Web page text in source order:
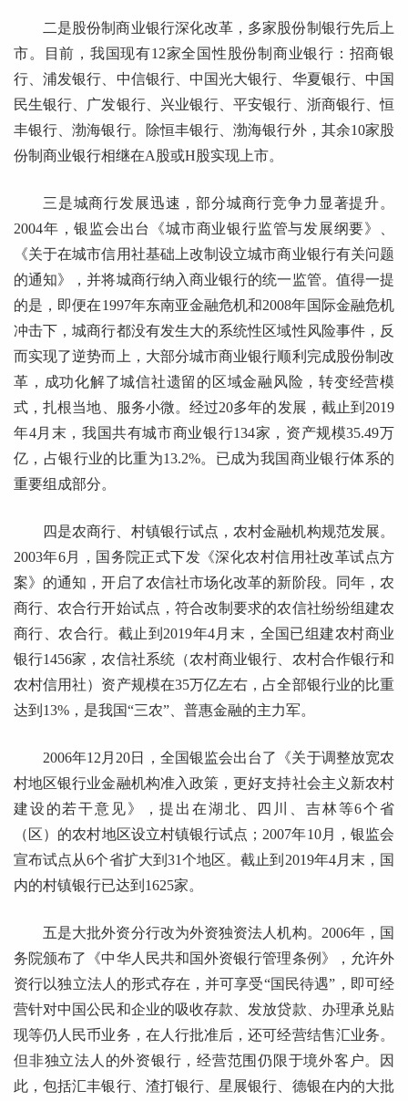
二是股份制商业银行深化改革，多家股份制银行先后上
市。目前，我国现有12家全国性股份制商业银行：招商银
行、浦发银行、中信银行、中国光大银行、华夏银行、中国
民生银行、广发银行、兴业银行、平安银行、浙商银行、恒
丰银行、渤海银行。除恒丰银行、渤海银行外，其余10家股
份制商业银行相继在A股或H股实现上市。
三是城商行发展迅速，部分城商行竞争力显著提升。
2004年，银监会出台《城市商业银行监管与发展纲要》、
《关于在城市信用社基础上改制设立城市商业银行有关问题
的通知》，并将城商行纳入商业银行的统一监管。值得一提
的是，即便在1997年东南亚金融危机和2008年国际金融危机
冲击下，城商行都没有发生大的系统性区域性风险事件，反
而实现了逆势而上，大部分城市商业银行顺利完成股份制改
革，成功化解了城信社遗留的区域金融风险，转变经营模
式，扎根当地、服务小微。经过20多年的发展，截止到2019
年4月末，我国共有城市商业银行134家，资产规模35.49万
亿，占银行业的比重为13.2%。已成为我国商业银行体系的
重要组成部分。
四是农商行、村镇银行试点，农村金融机构规范发展。
2003年6月，国务院正式下发《深化农村信用社改革试点方
案》的通知，开启了农信社市场化改革的新阶段。同年，农
商行、农合行开始试点，符合改制要求的农信社纷纷组建农
商行、农合行。截止到2019年4月末，全国已组建农村商业
银行1456家，农信社系统（农村商业银行、农村合作银行和
农村信用社）资产规模在35万亿左右，占全部银行业的比重
达到13%，是我国“三农”、普惠金融的主力军。
2006年12月20日，全国银监会出台了《关于调整放宽农
村地区银行业金融机构准入政策，更好支持社会主义新农村
建设的若干意见》，提出在湖北、四川、吉林等6个省
（区）的农村地区设立村镇银行试点；2007年10月，银监会
宣布试点从6个省扩大到31个地区。截止到2019年4月末，国
内的村镇银行已达到1625家。
五是大批外资分行改为外资独资法人机构。2006年，国
务院颁布了《中华人民共和国外资银行管理条例》，允许外
资行以独立法人的形式存在，并可享受“国民待遇”，即可经
营针对中国公民和企业的吸收存款、发放贷款、办理承兑贴
现等仍人民币业务，在人行批准后，还可经营结售汇业务。
但非独立法人的外资银行，经营范围仍限于境外客户。因
此，包括汇丰银行、渣打银行、星展银行、德银在内的大批